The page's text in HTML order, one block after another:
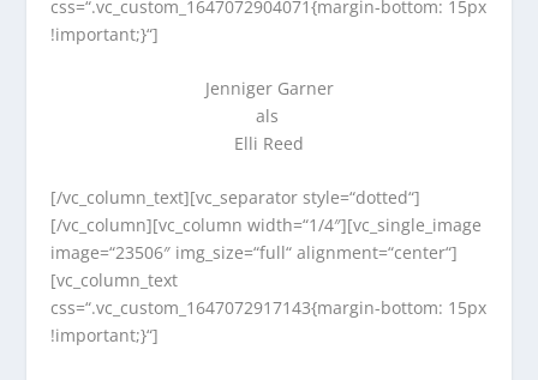
css=“.vc_custom_1647072904071{margin-bottom: 15px
!important;}“]
Jenniger Garner
als
Elli Reed
[/vc_column_text][vc_separator style=“dotted“]
[/vc_column][vc_column width=“1/4″][vc_single_image
image=“23506″ img_size=“full“ alignment=“center“]
[vc_column_text
css=“.vc_custom_1647072917143{margin-bottom: 15px
!important;}“]